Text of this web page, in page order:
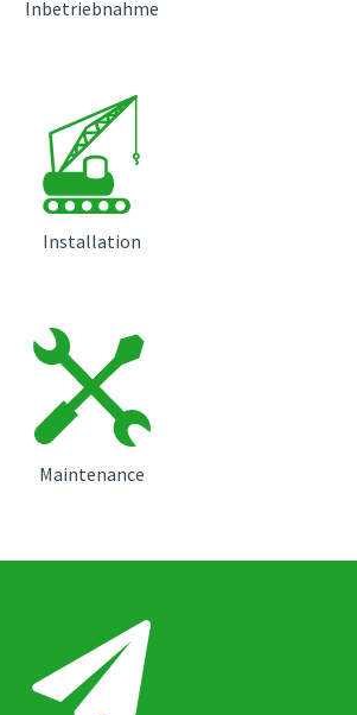
Inbetriebnahme
Installation
Maintenance